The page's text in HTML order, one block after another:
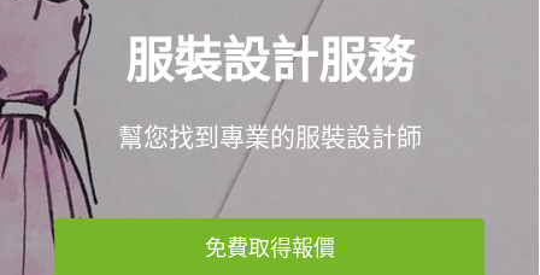
服裝設計服務
幫您找到專業的服裝設計師
免費取得報價